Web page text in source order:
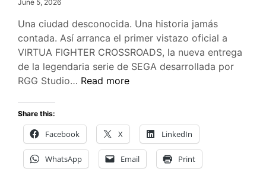
June 5, 2026
Una ciudad desconocida. Una historia jamás
contada. Así arranca el primer vistazo oficial a
VIRTUA FIGHTER CROSSROADS, la nueva entrega
de la legendaria serie de SEGA desarrollada por
RGG Studio… Primer
VIRTUA
FIGHTER
CROSSROADS,
lo
Read more
Share this:
Facebook X LinkedIn
WhatsApp Email Print